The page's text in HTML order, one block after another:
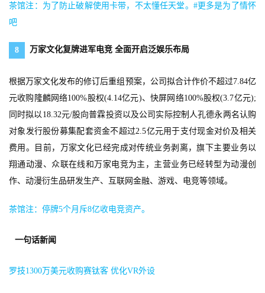
日
游
茶
对
接
会
上
海
站
文
茶馆注：为了防止破解使用卡带，不太懂任天堂。#更多是为了情怀
吧
8 万家文化复牌进军电竞 全面开启泛娱乐布局
根据万家文化发布的修订后重组预案，公司拟合计作价不超过7.84亿
元收购隆麟网络100%股权(4.14亿元)、快屏网络100%股权(3.7亿元);
同时拟以18.32元/股向普霖投资以及公司实际控制人孔德永两名认购
对象发行股份募集配套资金不超过2.5亿元用于支付现金对价及相关
费用。目前，万家文化已经完成对传统业务剥离，旗下主要业务以
翔通动漫、众联在线和万家电竞为主，主营业务已经转型为动漫创
作、动漫衍生品研发生产、互联网金融、游戏、电竞等领域。
茶馆注：停牌5个月斥8亿收电竞资产。
一句话新闻
罗技1300万美元收购赛钛客 优化VR外设